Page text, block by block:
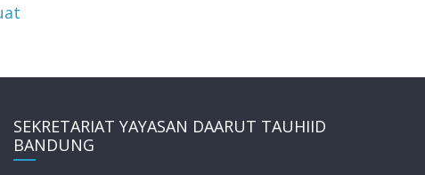
SEKRETARIAT YAYASAN DAARUT TAUHIID
BANDUNG